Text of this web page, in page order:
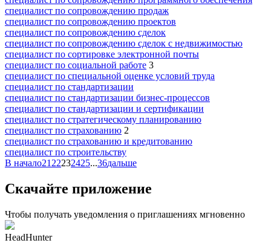
специалист по сопровождению продаж
специалист по сопровождению проектов
специалист по сопровождению сделок
специалист по сопровождению сделок с недвижимостью
специалист по сортировке электронной почты
специалист по социальной работе 3
специалист по специальной оценке условий труда
специалист по стандартизации
специалист по стандартизации бизнес-процессов
специалист по стандартизации и сертификации
специалист по стратегическому планированию
специалист по страхованию 2
специалист по страхованию и кредитованию
специалист по строительству
В начало21 22232425...36дальше
Скачайте приложение
Чтобы получать уведомления о приглашениях мгновенно
HeadHunter